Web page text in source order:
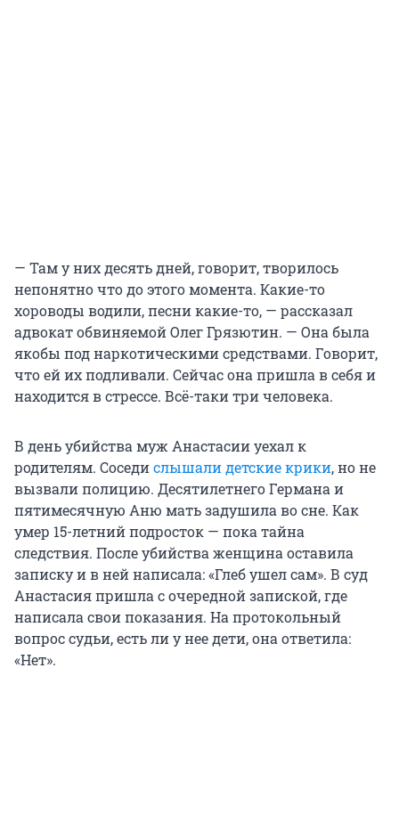
— Там у них десять дней, говорит, творилось
непонятно что до этого момента. Какие-то
хороводы водили, песни какие-то, — рассказал
адвокат обвиняемой Олег Грязютин. — Она была
якобы под наркотическими средствами. Говорит,
что ей их подливали. Сейчас она пришла в себя и
находится в стрессе. Всё-таки три человека.
В день убийства муж Анастасии уехал к
родителям. Соседислышали детские крики, но не
вызвали полицию. Десятилетнего Германа и
пятимесячную Аню мать задушила во сне. Как
умер 15-летний подросток — пока тайна
следствия. После убийства женщина оставила
записку и в ней написала: «Глеб ушел сам». В суд
Анастасия пришла с очередной запиской, где
написала свои показания. На протокольный
вопрос судьи, есть ли у нее дети, она ответила:
«Нет».